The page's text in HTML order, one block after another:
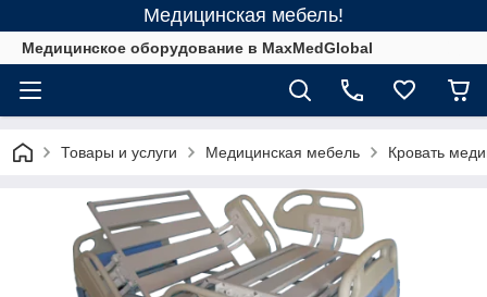
Медицинская мебель!
Медицинское оборудование в MaxMedGlobal
Товары и услуги Медицинская мебель Кровать